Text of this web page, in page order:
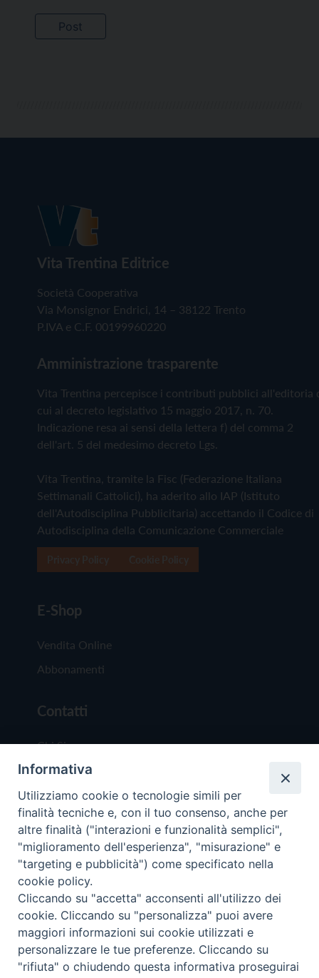
Vita Trentina Editrice
Società Cooperativa
Via Monsignor Endrici, 14 – 38122 Trento
P.IVA e C.F. 00199960220
Amministrazione trasparente
Vita Trentina percepisce i contributi pubblici all'editoria
cui al decreto legislativo 15 maggio 2017, n. 70.
Indicazione resa ai sensi della lettera f) del comma 2
dell'art. 5 del medesimo decreto Lgs.
Vita Trentina, tramite la Fisc (Federazione Italiana
Settimanali Cattolici), ha aderito allo IAP (Istituto
dell'Autodisciplina Pubblicitaria) accettando il Codice di
Autodisciplina della Comunicazione Commerciale
E-Shop
Vendita Online
Abbonamenti
Contatti
Chi Siamo
Redazione
Scrivici
Copyright © 2019 - Tutti i diritti riservati - Vita
Trentina Editrice
Privacy Policy
Torna
Informativa
Utilizziamo cookie o tecnologie simili per
finalità tecniche e, con il tuo consenso, anche per
altre finalità ("interazioni e funzionalità semplici",
"miglioramento dell'esperienza", "misurazione" e
"targeting e pubblicità") come specificato nella
cookie policy.
Cliccando su "accetta" acconsenti all'utilizzo dei
cookie. Cliccando su "personalizza" puoi avere
maggiori informazioni sui cookie utilizzati e
personalizzare le tue preferenze. Cliccando su
"rifiuta" o chiudendo questa informativa proseguirai